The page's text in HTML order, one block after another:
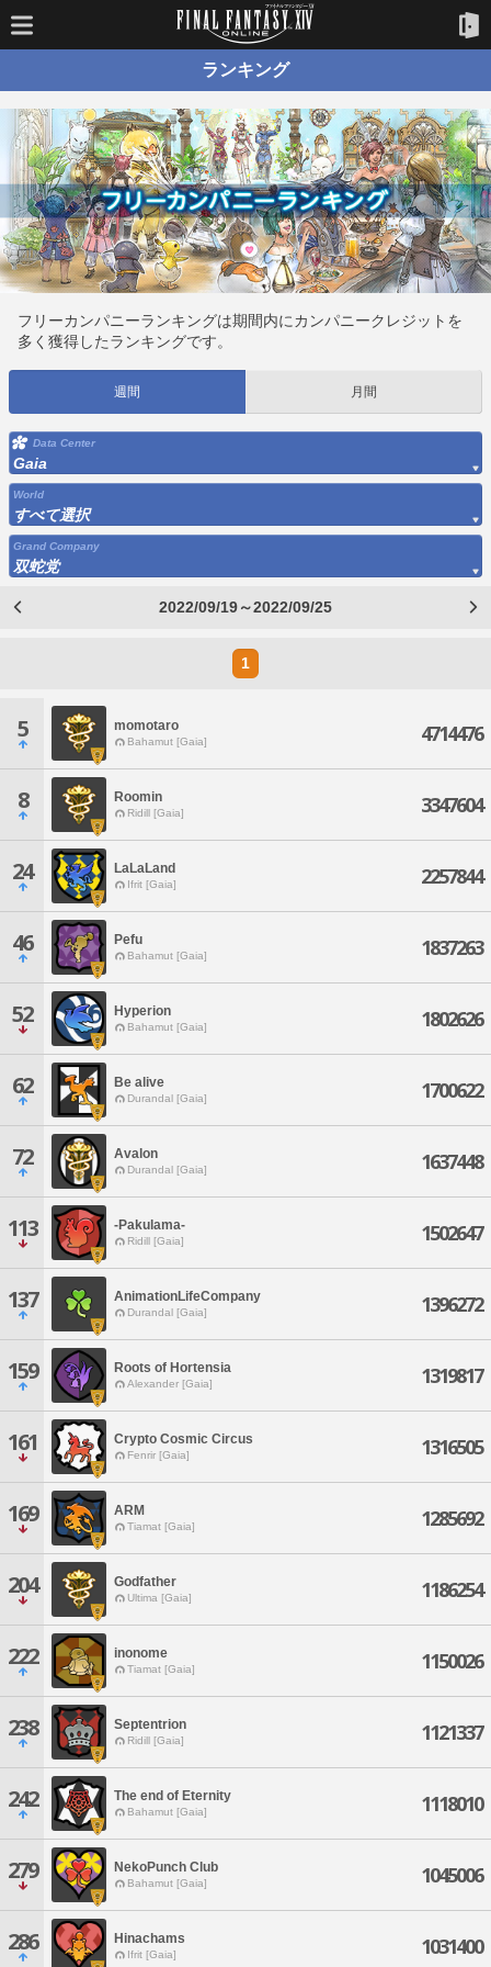
ランキング
フリーカンパニーランキングは期間内にカンパニークレジットを
多く獲得したランキングです。
週間 月間
Data Center
Gaia
World
すべて選択
Grand Company
双蛇党
2022/09/19～2022/09/25
1
5 momotaro
Bahamut [Gaia] 4714476
8 Roomin
Ridill [Gaia] 3347604
24 LaLaLand
Ifrit [Gaia] 2257844
46 Pefu
Bahamut [Gaia] 1837263
52 Hyperion
Bahamut [Gaia] 1802626
62 Be alive
Durandal [Gaia] 1700622
72 Avalon
Durandal [Gaia] 1637448
113 -Pakulama-
Ridill [Gaia] 1502647
137 AnimationLifeCompany
Durandal [Gaia] 1396272
159 Roots of Hortensia
Alexander [Gaia] 1319817
161 Crypto Cosmic Circus
Fenrir [Gaia] 1316505
169 ARM
Tiamat [Gaia] 1285692
204 Godfather
Ultima [Gaia] 1186254
222 inonome
Tiamat [Gaia] 1150026
238 Septentrion
Ridill [Gaia] 1121337
242 The end of Eternity
Bahamut [Gaia] 1118010
279 NekoPunch Club
Bahamut [Gaia] 1045006
286 Hinachams
Ifrit [Gaia] 1031400